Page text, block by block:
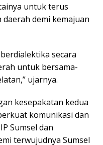
untuk terus
demi kemajuan
secara
untuk bersama-
ujarnya.
kesepakatan kedua
komunikasi dan
Sumsel dan
terwujudnya Sumsel